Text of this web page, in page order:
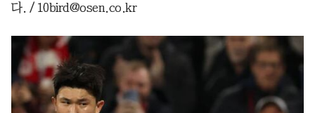
다. / 10bird@osen.co.kr